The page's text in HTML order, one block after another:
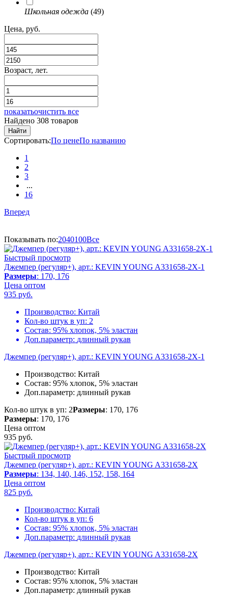
Школьная одежда (49)
Цена, руб.
Возраст, лет.
показатьочистить все
Найдено 308 товаров
Найти
Сортировать:По ценеПо названию
1
2
3
...
16
Вперед
Показывать по:2040100Все
Быстрый просмотр
Джемпер (регуляр+), арт.: KEVIN YOUNG A331658-2X-1
Размеры: 170, 176
Цена оптом
935 руб.
Производство: Китай
Кол-во штук в уп: 2
Состав: 95% хлопок, 5% эластан
Доп.параметр: длинный рукав
Джемпер (регуляр+), арт.: KEVIN YOUNG A331658-2X-1
Производство: Китай
Состав: 95% хлопок, 5% эластан
Доп.параметр: длинный рукав
Кол-во штук в уп: 2Размеры: 170, 176
Размеры: 170, 176
Цена оптом
935 руб.
Быстрый просмотр
Джемпер (регуляр+), арт.: KEVIN YOUNG A331658-2X
Размеры: 134, 140, 146, 152, 158, 164
Цена оптом
825 руб.
Производство: Китай
Кол-во штук в уп: 6
Состав: 95% хлопок, 5% эластан
Доп.параметр: длинный рукав
Джемпер (регуляр+), арт.: KEVIN YOUNG A331658-2X
Производство: Китай
Состав: 95% хлопок, 5% эластан
Доп.параметр: длинный рукав